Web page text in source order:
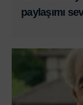
paylaşımı